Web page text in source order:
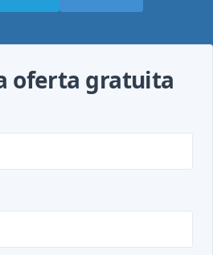
oferta gratuita